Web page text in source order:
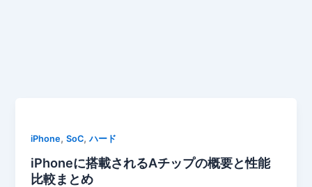
iPhone,SoC,ハード
iPhoneに搭載されるAチップの概要と性能
比較まとめ